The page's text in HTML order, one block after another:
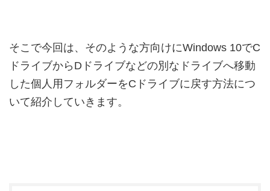
そこで今回は、そのような方向けにWindows 10でC
ドライブからDドライブなどの別なドライブへ移動
した個人用フォルダーをCドライブに戻す方法につ
いて紹介していきます。